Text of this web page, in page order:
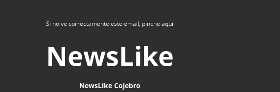
Si no ve correctamente este email, pinche aquí
NewsLike
NewsLike Cojebro